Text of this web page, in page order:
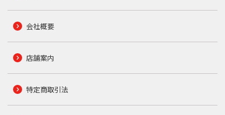
会社概要
店舗案内
特定商取引法